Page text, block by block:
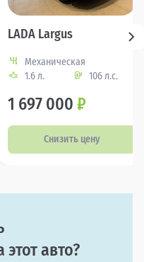
LADA Largus
Механическая
1.6 л.
106 л.с.
1 697 000 ₽
Снизить цену
авто?